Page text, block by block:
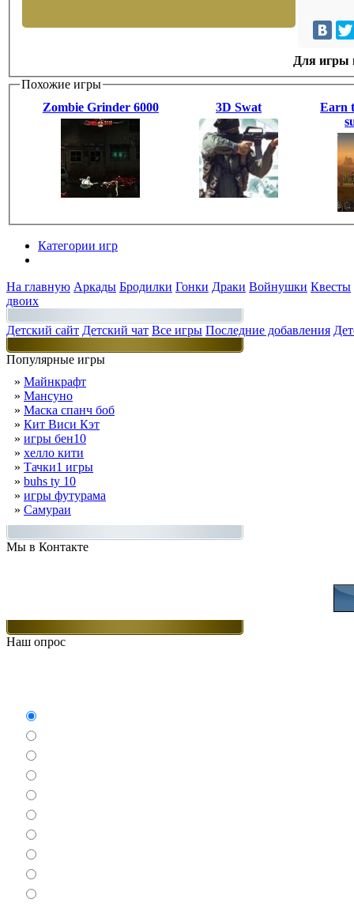
Для игры
Похожие игры
Zombie Grinder 6000
3D Swat
Earn
Категории игр
На главную Аркады Бродилки Гонки Драки Войнушки Квесты
двоих
Детский сайт Детский чат Все игры Последние добавления
Популярные игры
» Майнкрафт
» Мансуно
» Маска спанч боб
» Кит Виси Кэт
» игры бен10
» хелло кити
» Тачки1 игры
» buhs ty 10
» игры футурама
» Самураи
Мы в Контакте
Наш опрос